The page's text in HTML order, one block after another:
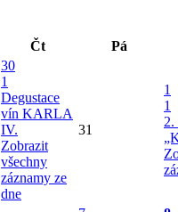
Čt Pá
30
1
Degustace
vín KARLA
IV.
Zobrazit
všechny
záznamy ze
dne
31
1
1
2.